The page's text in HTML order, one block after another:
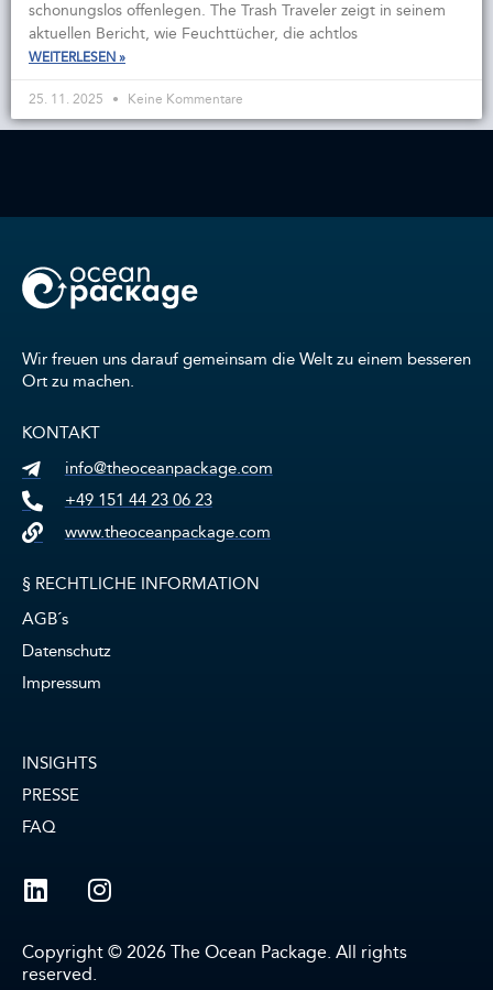
schonungslos offenlegen. The Trash Traveler zeigt in seinem
aktuellen Bericht, wie Feuchttücher, die achtlos
WEITERLESEN »
25. 11. 2025 Keine Kommentare
Wir freuen uns darauf gemeinsam die Welt zu einem besseren
Ort zu machen.
KONTAKT
info@theoceanpackage.com
+49 151 44 23 06 23
www.theoceanpackage.com
§ RECHTLICHE INFORMATION
AGB´s
Datenschutz
Impressum
INSIGHTS
PRESSE
FAQ
Copyright © 2026 The Ocean Package. All rights
reserved.